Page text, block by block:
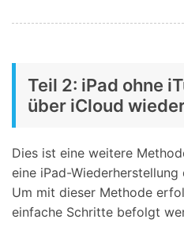
Teil 2: iPad ohne
über iCloud
Dies ist eine weitere
eine iPad-Wiederherstellung
Um mit dieser Methode
einfache Schritte befolgt